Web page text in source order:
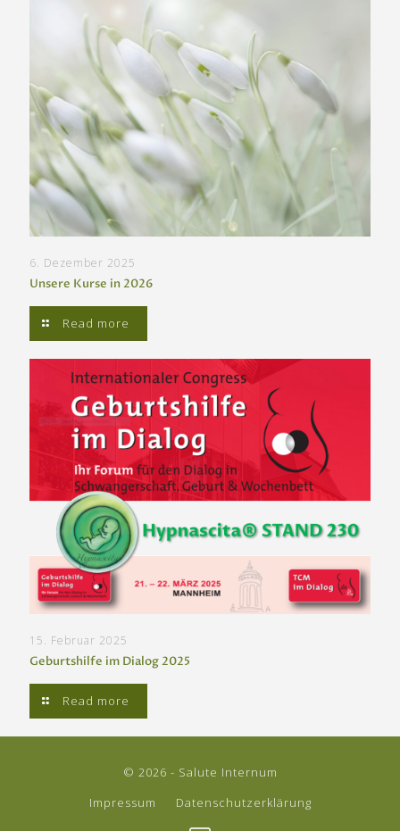
6. Dezember 2025
Unsere Kurse in 2026
Read more
15. Februar 2025
Geburtshilfe im Dialog 2025
Read more
© 2026 - Salute Internum
Impressum
Datenschutzerklärung